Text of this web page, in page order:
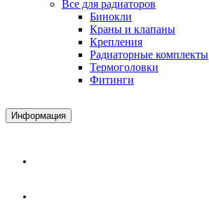
Все для радиаторов
Бинокли
Краны и клапаны
Крепления
Радиаторные комплекты
Термоголовки
Фитинги
Информация